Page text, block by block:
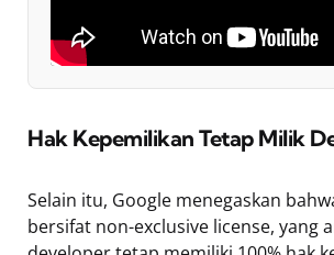
Hak Kepemilikan Tetap Milik
Selain itu, Google menegaskan
bersifat non-exclusive license, yang